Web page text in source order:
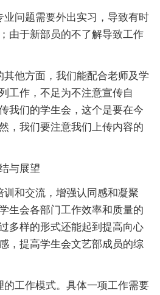
业问题需要外出实习，导致有时
由于新部员的不了解导致工作
其他方面，我们能配合老师及学
工作，不足为不注意宣传自
我们的学生会，这个是要在今
，我们要注意我们上传内容的
与展望
训和交流，增强认同感和凝聚
生会各部门工作效率和质量的
多样的形式还能起到提高向心
，提高学生会文艺部成员的综
的工作模式。具体一项工作需要